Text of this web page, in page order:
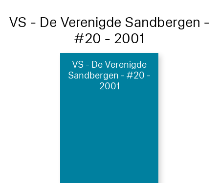
VS - De Verenigde Sandbergen -
#20 - 2001
VS - De Verenigde
Sandbergen - #20 -
2001